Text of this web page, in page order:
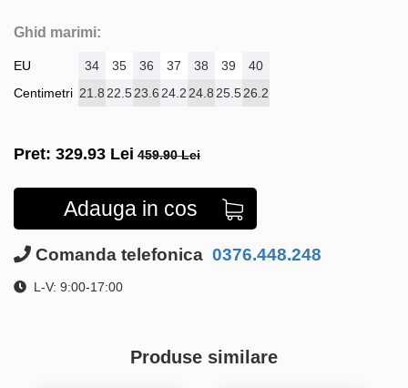
Ghid marimi:
EU
Centimetri
34 35 36 37 38 39
40
21.8 22.523.6 24.2 24.8 25.526.2
Pret: 329.93 Lei 459.90 Lei
Adauga in cos
Comanda telefonica 0376.448.248
L-V: 9:00-17:00
Produse similare